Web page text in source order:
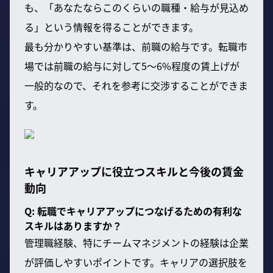
も、「あなたならこのくらいの職種・給与が見込め
る」という情報を得ることができます。
最も分かりやすい基準は、前職の給与です。転職市
場では前職の給与に対して5〜6%程度の賃上げが
一般的なので、それを参考に交渉することができま
す。
キャリアアップに役立つスキルと今後の賃金
動向
Q: 転職でキャリアアップにつなげるための有利な
スキルはありますか？
管理職経験、特にチームマネジメントの経験は企業
が評価しやすいポイントです。キャリアの選択肢を